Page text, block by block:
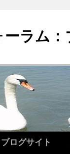
ラム
ログサイト